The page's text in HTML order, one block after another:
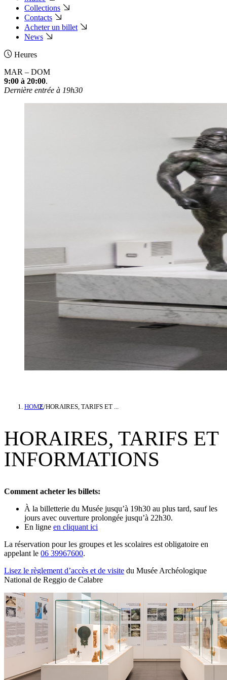
Collections
Contacts
Acheter un billet
News
Heures
MAR – DOM
9:00 à 20:00.
Dernière entrée à 19h30
HOME/HORAIRES, TARIFS ET ...
HORAIRES, TARIFS ET
INFORMATIONS
Comment acheter les billets:
À la billetterie du Musée jusqu’à 19h30 au plus tard, sauf les
jours avec ouverture prolongée jusqu’à 22h30.
En ligne en cliquant ici
La réservation pour les groupes et les scolaires est obligatoire en
appelant le 06 39967600.
Lisez le règlement d’accès et de visite du Musée Archéologique
National de Reggio de Calabre